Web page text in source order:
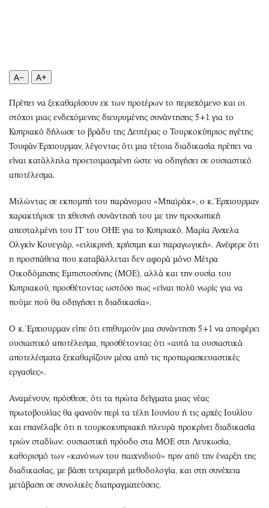
Πολιτισμός
Θέατρο-Χορός
Μουσική
Εικαστικά
Βιβλίο
Χειρόγραφα
Podcasts
Προσφορές
Προσωπικότητες στην ''Κ''
A− A+
Πρέπει να ξεκαθαρίσουν εκ των προτέρων το περιεχόμενο και οι
στόχοι μιας ενδεχόμενης διευρυμένης συνάντησης 5+1 για το
Κυπριακό δήλωσε το βράδυ της Δευτέρας ο Τουρκοκύπριος ηγέτης
Τουφάν Έρχιουρμαν, λέγοντας ότι μια τέτοια διαδικασία πρέπει να
είναι κατάλληλα προετοιμασμένη ώστε να οδηγήσει σε ουσιαστικό
αποτέλεσμα.
Μιλώντας σε εκπομπή του παράνομου «Μπαϊράκ», ο κ. Έρχιουρμαν
χαρακτήρισε τη χθεσινή συνάντησή του με την προσωπική
απεσταλμένη του ΓΓ του ΟΗΕ για το Κυπριακό, Μαρία Άνχελα
Ολγκίν Κουεγιάρ, «ειλικρινή, χρήσιμη και παραγωγική». Ανέφερε ότι
η προσπάθεια που καταβάλλεται δεν αφορά μόνο Μέτρα
Οικοδόμησης Εμπιστοσύνης (ΜΟΕ), αλλά και την ουσία του
Κυπριακού, προσθέτοντας ωστόσο πως «είναι πολύ νωρίς για να
πούμε πού θα οδηγήσει η διαδικασία».
Ο κ. Έρχιουρμαν είπε ότι επιθυμούν μια συνάντηση 5+1 να αποφέρει
ουσιαστικό αποτέλεσμα, προσθέτοντας ότι «αυτά τα ουσιαστικά
αποτελέσματα ξεκαθαρίζουν μέσα από τις προπαρασκευαστικές
εργασίες».
Αναμένουν, πρόσθεσε, ότι τα πρώτα δείγματα μιας νέας
πρωτοβουλίας θα φανούν περί τα τέλη Ιουνίου ή τις αρχές Ιουλίου
και επανέλαβε ότι η τουρκοκυπριακή πλευρά προκρίνει διαδικασία
τριών σταδίων: ουσιαστική πρόοδο στα ΜΟΕ στη Λευκωσία,
καθορισμό των «κανόνων του παιχνιδιού» πριν από την έναρξη της
διαδικασίας, με βάση τετραμερή μεθοδολογία, και στη συνέχεια
μετάβαση σε συνολικές διαπραγματεύσεις.